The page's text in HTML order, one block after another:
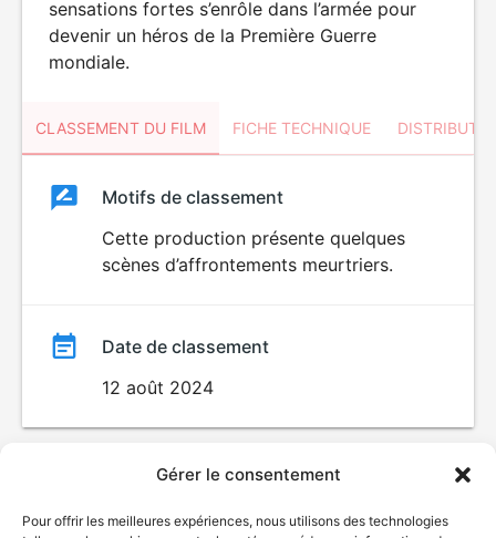
Gérer le consentement
Pour offrir les meilleures expériences, nous utilisons des technologies
sensations fortes s’enrôle dans l’armée pour
devenir un héros de la Première Guerre
mondiale.
CLASSEMENT DU FILM FICHE TECHNIQUE
ClassementClassement
Motifs de classement
Cette production présente quelques
scènes d’affrontements meurtriers.
Date de classement
12 août 2024